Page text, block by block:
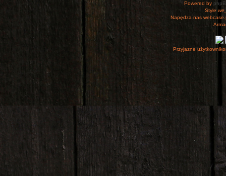
Powered by
Style
Napędza nas
Przyjazne